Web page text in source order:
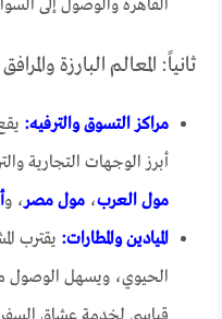
القاهرة والوصول إلى
ثانياً: المعالم البارزة
مراكز التسوق والترفيه:
أبرز الوجهات التجارية
مول العرب،مول مصر، و
الميادين والمطارات: يقترب
الحيوي، ويسهل الوصول